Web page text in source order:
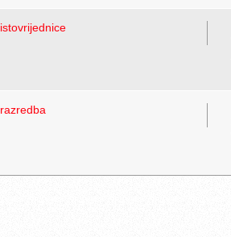
istovrijednice
razredba